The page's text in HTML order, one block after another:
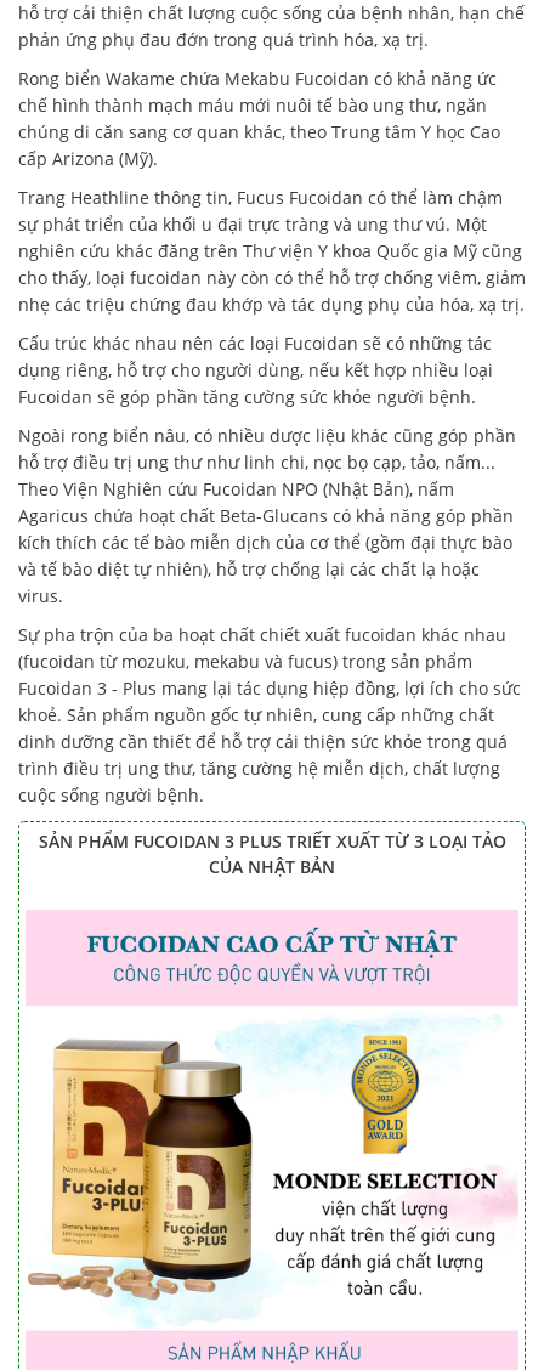
hỗ trợ cải thiện chất lượng cuộc sống của bệnh nhân, hạn chế
phản ứng phụ đau đớn trong quá trình hóa, xạ trị.
Rong biển Wakame chứa Mekabu Fucoidan có khả năng ức
chế hình thành mạch máu mới nuôi tế bào ung thư, ngăn
chúng di căn sang cơ quan khác, theo Trung tâm Y học Cao
cấp Arizona (Mỹ).
Trang Heathline thông tin, Fucus Fucoidan có thể làm chậm
sự phát triển của khối u đại trực tràng và ung thư vú. Một
nghiên cứu khác đăng trên Thư viện Y khoa Quốc gia Mỹ cũng
cho thấy, loại fucoidan này còn có thể hỗ trợ chống viêm, giảm
nhẹ các triệu chứng đau khớp và tác dụng phụ của hóa, xạ trị.
Cấu trúc khác nhau nên các loại Fucoidan sẽ có những tác
dụng riêng, hỗ trợ cho người dùng, nếu kết hợp nhiều loại
Fucoidan sẽ góp phần tăng cường sức khỏe người bệnh.
Ngoài rong biển nâu, có nhiều dược liệu khác cũng góp phần
hỗ trợ điều trị ung thư như linh chi, nọc bọ cạp, tảo, nấm...
Theo Viện Nghiên cứu Fucoidan NPO (Nhật Bản), nấm
Agaricus chứa hoạt chất Beta-Glucans có khả năng góp phần
kích thích các tế bào miễn dịch của cơ thể (gồm đại thực bào
và tế bào diệt tự nhiên), hỗ trợ chống lại các chất lạ hoặc
virus.
Sự pha trộn của ba hoạt chất chiết xuất fucoidan khác nhau
(fucoidan từ mozuku, mekabu và fucus) trong sản phẩm
Fucoidan 3 - Plus mang lại tác dụng hiệp đồng, lợi ích cho sức
khoẻ. Sản phẩm nguồn gốc tự nhiên, cung cấp những chất
dinh dưỡng cần thiết để hỗ trợ cải thiện sức khỏe trong quá
trình điều trị ung thư, tăng cường hệ miễn dịch, chất lượng
cuộc sống người bệnh.
SẢN PHẨM FUCOIDAN 3 PLUS TRIẾT XUẤT TỪ 3 LOẠI TẢO
CỦA NHẬT BẢN